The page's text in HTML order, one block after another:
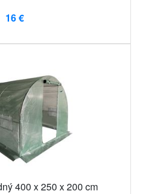
16 €
400 x 250 x 200 cm